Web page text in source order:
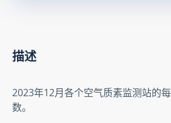
描述
2023年12月各个空气质素监测站的
数。